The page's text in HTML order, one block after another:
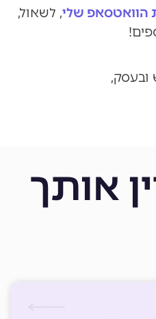
הוואטסאפ שלי, לשאול,
ובעסק,
אותך